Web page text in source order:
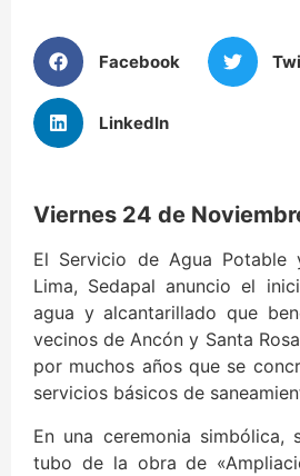
Facebook
LinkedIn
Viernes 24 de
El Servicio de Agua Potable
Lima, Sedapal anuncio el
agua y alcantarillado que
vecinos de Ancón y Santa
por muchos años que se
servicios básicos de
En una ceremonia simbólica,
tubo de la obra de